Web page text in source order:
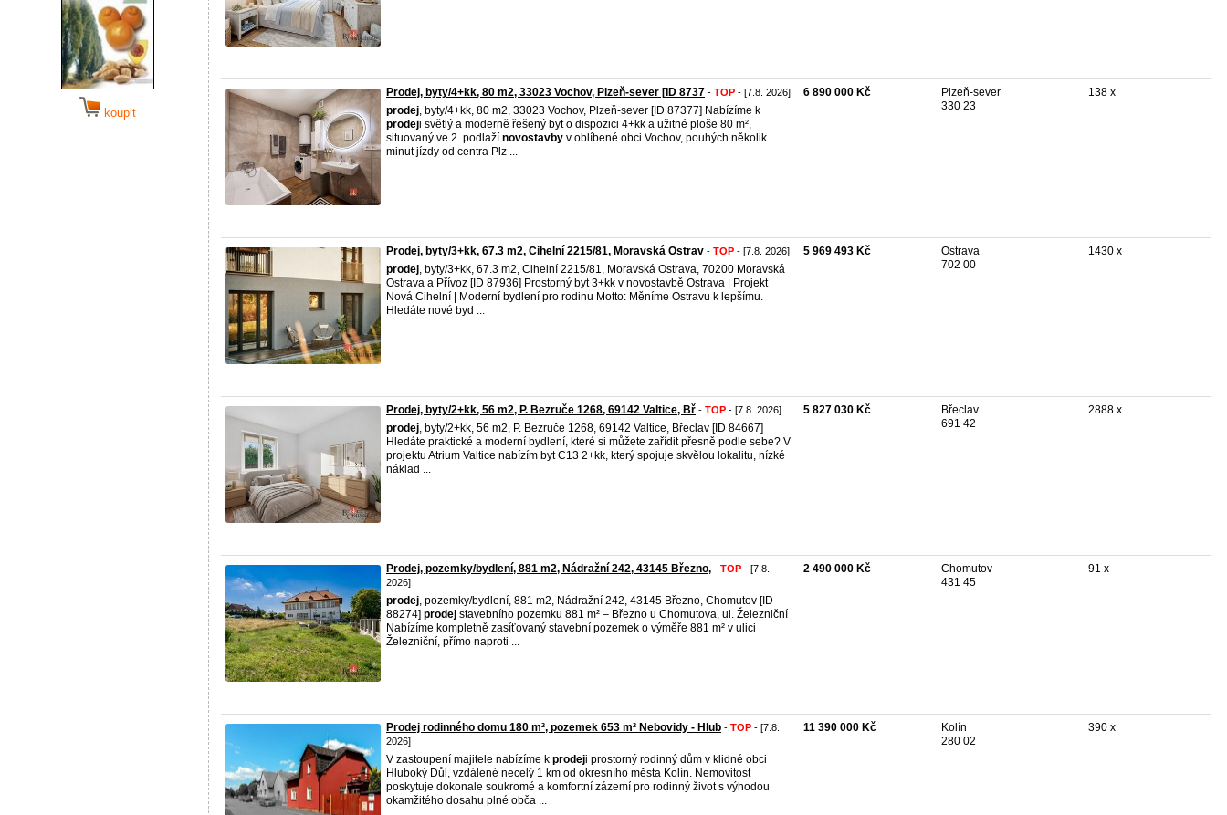
koupit
Prodej, byty/4+kk, 80 m2, 33023 Vochov, Plzeň-sever [ID 8737 - TOP - [7.8. 2026]
prodej, byty/4+kk, 80 m2, 33023 Vochov, Plzeň-sever [ID 87377] Nabízíme k
prodeji světlý a moderně řešený byt o dispozici 4+kk a užitné ploše 80 m²,
situovaný ve 2. podlaží novostavby v oblíbené obci Vochov, pouhých několik
minut jízdy od centra Plz ...
6 890 000 Kč
Plzeň-sever
330 23
138 x
Prodej, byty/3+kk, 67.3 m2, Cihelní 2215/81, Moravská Ostrav - TOP - [7.8. 2026]
prodej, byty/3+kk, 67.3 m2, Cihelní 2215/81, Moravská Ostrava, 70200 Moravská
Ostrava a Přívoz [ID 87936] Prostorný byt 3+kk v novostavbě Ostrava | Projekt
Nová Cihelní | Moderní bydlení pro rodinu Motto: Měníme Ostravu k lepšímu.
Hledáte nové byd ...
5 969 493 Kč
Ostrava
702 00
1430 x
Prodej, byty/2+kk, 56 m2, P. Bezruče 1268, 69142 Valtice, Bř - TOP - [7.8. 2026]
prodej, byty/2+kk, 56 m2, P. Bezruče 1268, 69142 Valtice, Břeclav [ID 84667]
Hledáte praktické a moderní bydlení, které si můžete zařídit přesně podle sebe? V
projektu Atrium Valtice nabízím byt C13 2+kk, který spojuje skvělou lokalitu, nízké
náklad ...
5 827 030 Kč
Břeclav
691 42
2888 x
Prodej, pozemky/bydlení, 881 m2, Nádražní 242, 43145 Březno, - TOP - [7.8.
2026]
prodej, pozemky/bydlení, 881 m2, Nádražní 242, 43145 Březno, Chomutov [ID
88274] prodej stavebního pozemku 881 m² – Březno u Chomutova, ul. Železniční
Nabízíme kompletně zasíťovaný stavební pozemek o výměře 881 m² v ulici
Železniční, přímo naproti ...
2 490 000 Kč
Chomutov
431 45
91 x
Prodej rodinného domu 180 m², pozemek 653 m² Nebovidy - Hlub - TOP - [7.8.
2026]
V zastoupení majitele nabízíme k prodeji prostorný rodinný dům v klidné obci
Hluboký Důl, vzdálené necelý 1 km od okresního města Kolín. Nemovitost
poskytuje dokonale soukromé a komfortní zázemí pro rodinný život s výhodou
okamžitého dosahu plné obča ...
11 390 000 Kč
Kolín
280 02
390 x